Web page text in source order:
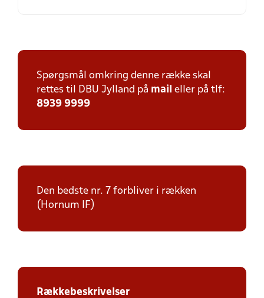
Spørgsmål omkring denne række skal
rettes til DBU Jylland på mail eller på tlf:
8939 9999
Den bedste nr. 7 forbliver i rækken
(Hornum IF)
Rækkebeskrivelser